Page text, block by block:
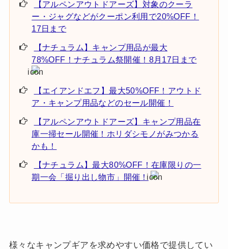
【アルペンアウトドアーズ】対象のクーラ
ー・ジャグなどがクーポン利用で20%OFF！
17日まで
【ナチュラム】キャンプ用品が最大
78%OFF！ナチュラム祭開催！8月17日まで
【エイアンドエフ】最大50%OFF！アウトド
ア・キャンプ用品などのセール開催！
【アルペンアウトドアーズ】キャンプ用品在
庫一掃セール開催！ホリダシモノがみつかる
かも！
【ナチュラム】最大80%OFF！在庫限りの一
期一会「掘り出し物市」開催！
様々なキャンプギアを求めやすい価格で提供してい